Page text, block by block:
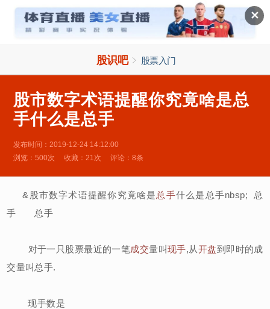
✕
股识吧  股票入门

股市数字术语提醒你究竟啥是总
手什么是总手
发布时间：2019-12-24 14:12:00
浏览：500次
收藏：21次 评论：8条
&股市数字术语提醒你究竟啥是总手什么是总手nbsp; 总
手 总手
对于一只股票最近的一笔成交量叫现手,从开盘到即时的成
交量叫总手.
现手数是